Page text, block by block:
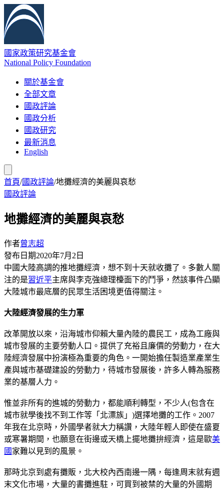
國家政策研究基金會
National Policy Foundation
關於基金會
全部文章
國政評論
國政分析
國政研究
最新消息
English
首頁/國政評論/地攤經濟的美麗與哀愁
國政評論
地攤經濟的美麗與哀愁
作者曾志超
發布日期2020年7月2日
中國大陸高調的推地攤經濟，想不到十天就收攤了。多數人關
注的是習近平主席與李克強總理檯面下的鬥爭，然該事件凸顯
大陸城市最底層的民眾生活困境更值得關注。
大陸經濟發展的生力軍
改革開放以來，沿海城市仰賴大量內陸的農民工，成為工廠與
城市發展的主要勞動人口。提供了充裕且廉價的勞動力，在大
陸經濟發展中扮演極為重要的角色。一開始擔任製造業產業生
產與城市基礎建設的勞動力，待城市發展後，許多人轉為服務
業的基層人力。
惟並非所有的進城的勞動力，都能順利轉型，不少人(包含在
城市就學後找不到工作等「北漂族」)選擇地攤的工作。2007
年我在北京時，外國學者就大力稱讚，大陸年輕人即使在盛夏
或寒暑期間，也願意在街邊或天橋上擺地攤拚經濟，這是歐美
國 家難以見到的風景。
那時北京到處有攤販，北大校內西南邊一隅，每逢周末就有週
末文化市場，大量的書攤進駐，可買到被禁的大量的外國期